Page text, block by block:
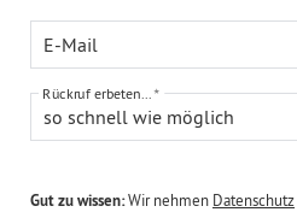
E-Mail
so schnell wie möglich
Rückruf erbeten...
Gut zu wissen:Wir nehmen Datenschutz